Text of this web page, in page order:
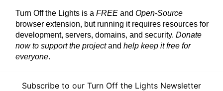
Turn Off the Lights is a FREE and Open-Source
browser extension, but running it requires resources for
development, servers, domains, and security. Donate
now to support the projectand help keep it free for
everyone.
Subscribe to our Turn Off the Lights Newsletter